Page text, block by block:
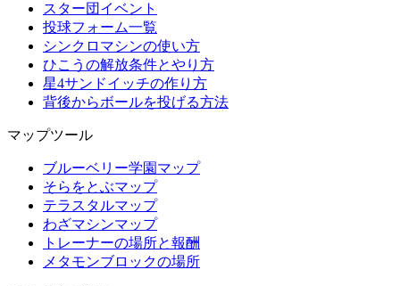
スター団イベント
投球フォーム一覧
シンクロマシンの使い方
ひこうの解放条件とやり方
星4サンドイッチの作り方
背後からボールを投げる方法
マップツール
ブルーベリー学園マップ
そらをとぶマップ
テラスタルマップ
わざマシンマップ
トレーナーの場所と報酬
メタモンブロックの場所